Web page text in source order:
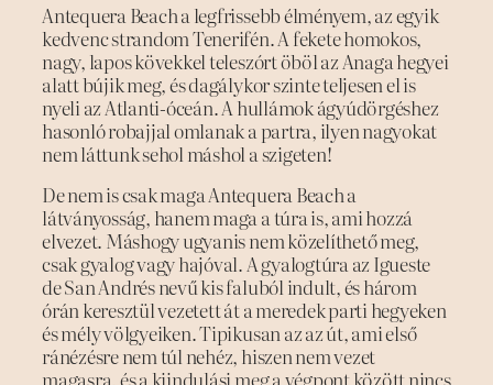
Antequera Beach a legfrissebb élményem, az egyik
kedvenc strandom Tenerifén. A fekete homokos,
nagy, lapos kövekkel teleszórt öböl az Anaga hegyei
alatt bújik meg, és dagálykor szinte teljesen el is
nyeli az Atlanti-óceán. A hullámok ágyúdörgéshez
hasonló robajjal omlanak a partra, ilyen nagyokat
nem láttunk sehol máshol a szigeten!
De nem is csak maga Antequera Beach a
látványosság, hanem maga a túra is, ami hozzá
elvezet. Máshogy ugyanis nem közelíthető meg,
csak gyalog vagy hajóval. A gyalogtúra az Igueste
de San Andrés nevű kis faluból indult, és három
órán keresztül vezetett át a meredek parti hegyeken
és mély völgyeiken. Tipikusan az az út, ami első
ránézésre nem túl nehéz, hiszen nem vezet
magasra, és a kiindulási meg a végpont között nincs